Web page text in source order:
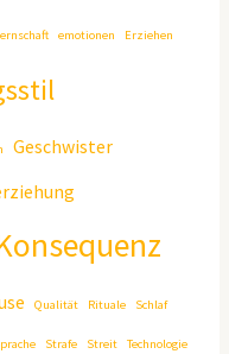
emotionen Erziehen
Geschwister
Qualität Rituale Schlaf
Strafe Streit Technologie